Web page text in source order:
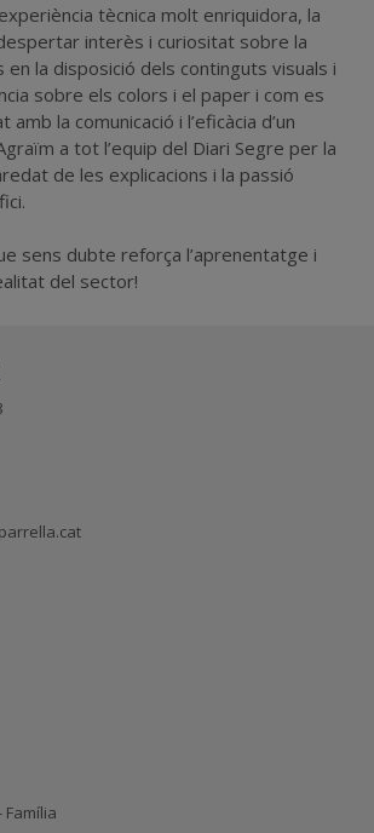
tècnica molt enriquidora, la
interès i curiositat sobre la
en la disposició dels continguts visuals i
sobre els colors i el paper i com es
la comunicació i l’eficàcia d’un
a tot l’equip del Diari Segre per la
de les explicacions i la passió
sens dubte reforça l’aprenentatge i
del sector!
Família